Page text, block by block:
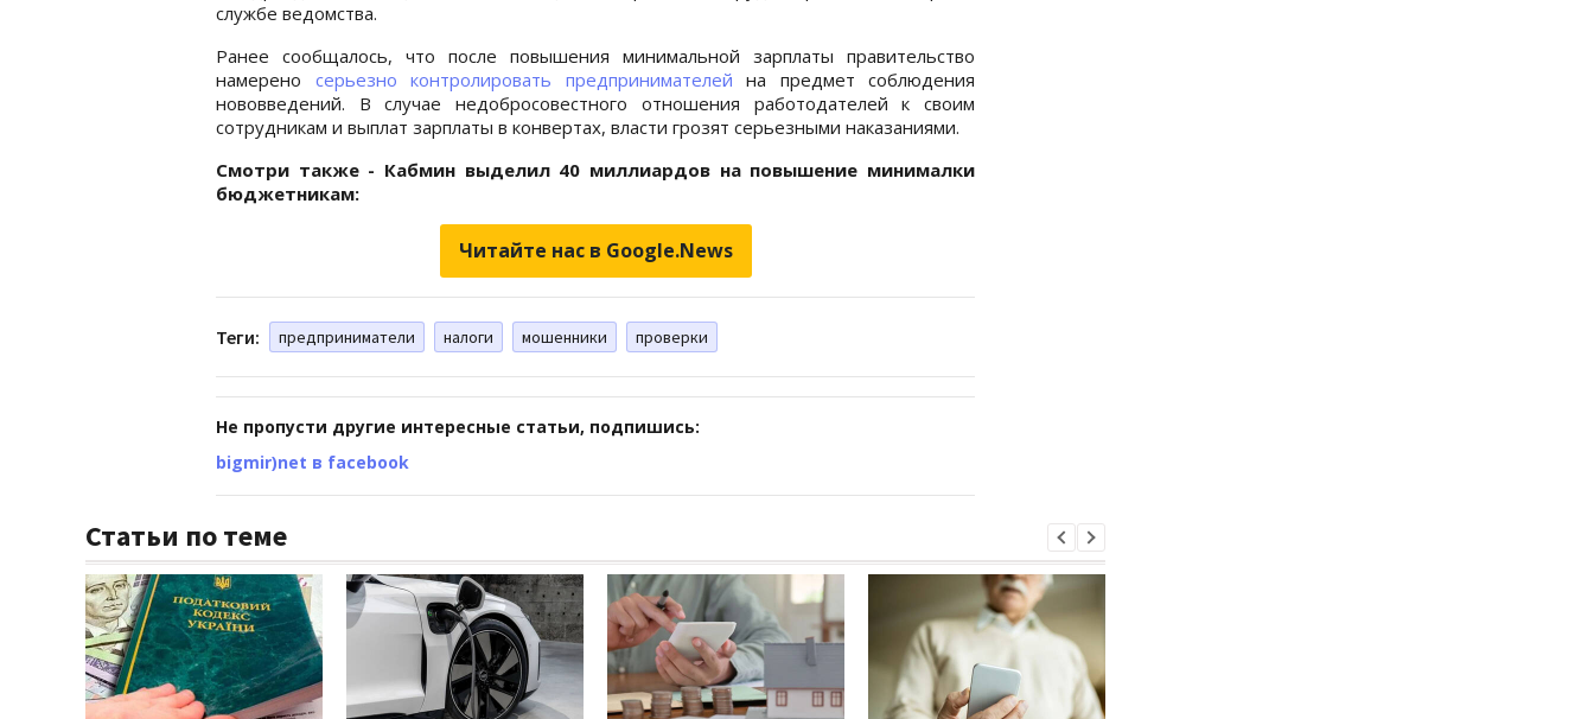
службе ведомства.
Ранее сообщалось, что после повышения минимальной зарплаты правительство
намерено серьезно контролировать предпринимателей на предмет соблюдения
нововведений. В случае недобросовестного отношения работодателей к своим
сотрудникам и выплат зарплаты в конвертах, власти грозят серьезными наказаниями.
Смотри также - Кабмин выделил 40 миллиардов на повышение минималки
бюджетникам:
Читайте нас в Google.News
Теги: предприниматели налоги мошенники проверки
Не пропусти другие интересные статьи, подпишись:
bigmir)net в facebook
Статьи по теме